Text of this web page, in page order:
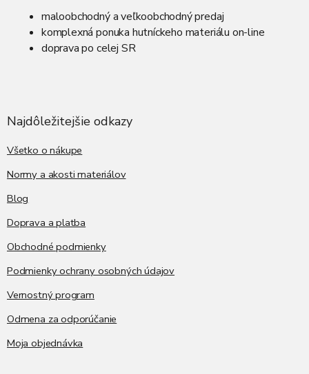
u
maloobchodný a veľkoobchodný predaj
komplexná ponuka hutníckeho materiálu on-line
doprava po celej SR
Najdôležitejšie odkazy
Všetko o nákupe
Normy a akosti materiálov
Blog
Doprava a platba
Obchodné podmienky
Podmienky ochrany osobných údajov
Vernostný program
Odmena za odporúčanie
Moja objednávka